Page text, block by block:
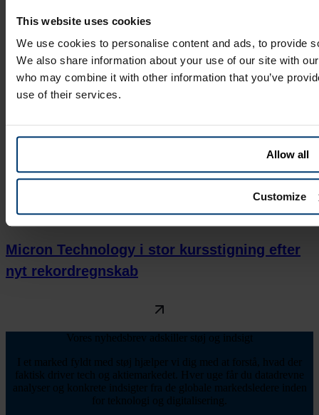
This website uses cookies
We use cookies to personalise content and ads, to provide
We also share information about your use of our site with
who may combine it with other information that you’ve
use of their services.
Allow all
Customize
Juni 26, 2026
Micron Technology i stor kursstigning efter
nyt rekordregnskab
Vores nyhedsbrev adskiller støj og indsigt
I et marked fyldt med støj hjælper vi dig med at forstå, hvad der
faktisk driver tech og aktiemarkedet. Hver uge får du datadrevne
analyser og konkrete indsigter fra de globale markedsledere inden
for teknologi og digitalisering.